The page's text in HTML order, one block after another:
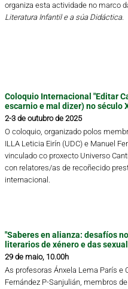
organiza esta actividade no marco
Literatura Infantil e a súa Didáctica.
Coloquio Internacional "Editar
escarnio e mal dizer) no século
2-3 de outubro de 2025
O coloquio, organizado polos
ILLA Leticia Eirín (UDC) e Manuel
vinculado co proxecto Universo
con relatores/as de recoñecido
internacional.
"Saberes en alianza: desafíos
literarios de xénero e das
29 de maio, 10.00h
As profesoras Ánxela Lema París e
Fernández P-Sanjulián, membros